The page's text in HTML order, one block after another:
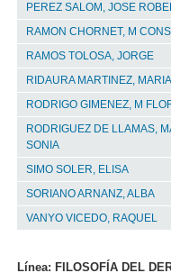
PEREZ SALOM, JOSE
RAMON CHORNET, M
RAMOS TOLOSA, JORGE
RIDAURA MARTINEZ,
RODRIGO GIMENEZ, M
RODRIGUEZ DE LLAMAS,
SONIA
SIMO SOLER, ELISA
SORIANO ARNANZ, ALBA
VANYO VICEDO, RAQUEL
Línea: FILOSOFÍA DEL